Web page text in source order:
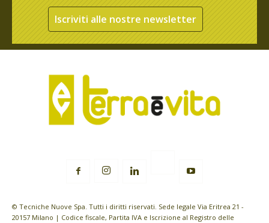
Iscriviti alle nostre newsletter
© Tecniche Nuove Spa. Tutti i diritti riservati. Sede legale Via Eritrea 21 -
20157 Milano | Codice fiscale, Partita IVA e Iscrizione al Registro delle